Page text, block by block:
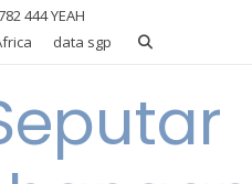
444 YEAH
data sgp